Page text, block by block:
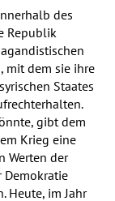
des
Republik
mit dem sie ihre
Staates
gibt dem
Krieg eine
Werten der
Demokratie
Heute, im Jahr